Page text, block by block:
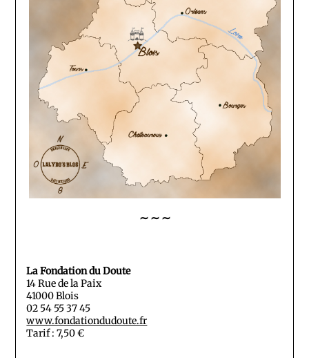
∼ ∼ ∼
La Fondation du Doute
14 Rue de la Paix
41000 Blois
02 54 55 37 45
www.fondationdudoute.fr
Tarif : 7,50 €